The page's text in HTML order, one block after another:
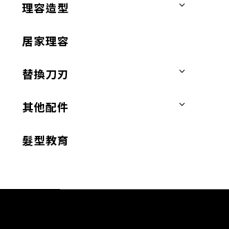
理容造型
居家理容
替換刀刃
其他配件
髮型教育